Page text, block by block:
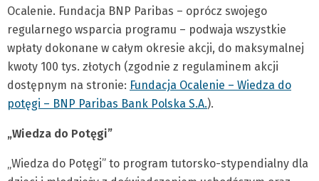
Ocalenie. Fundacja BNP Paribas – oprócz swojego
regularnego wsparcia programu – podwaja wszystkie
wpłaty dokonane w całym okresie akcji, do maksymalnej
kwoty 100 tys. złotych (zgodnie z regulaminem akcji
dostępnym na stronie: Fundacja Ocalenie – Wiedza do
potęgi – BNP Paribas Bank Polska S.A.).
„Wiedza do Potęgi”
„Wiedza do Potęgi” to program tutorsko-stypendialny dla